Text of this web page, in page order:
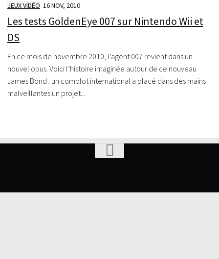
JEUX VIDÉO 16 NOV, 2010
Les tests GoldenEye 007 sur Nintendo Wii et
DS
En ce mois de novembre 2010, l’agent 007 revient dans un
nouvel opus. Voici l’histoire imaginée autour de ce nouveau
James Bond : un complot international a placé dans des mains
malveillantes un projet...